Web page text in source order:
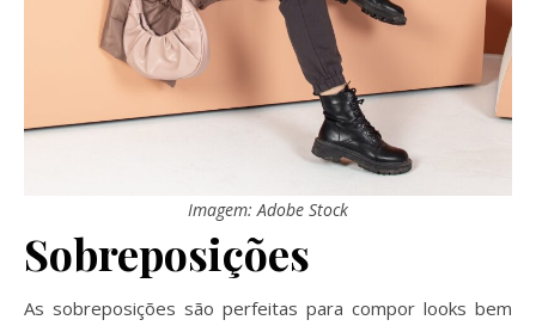
Imagem: Adobe Stock
Sobreposições
As sobreposições são perfeitas para compor looks bem